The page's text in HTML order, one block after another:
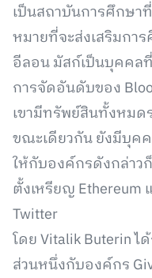
เป็นสถาบันการศึกษา
หมายที่จะส่งเสริมกา
อีลอน มัสก์เป็นบุคคล
การจัดอันดับของ
เขามีทรัพย์สินทั้งหมด
ขณะเดียวกัน ยังมีบุค
ให้กับองค์กรดังกล่าว
ตั้งเหรียญ Ethereum
Twitter
โดย Vitalik Buterin ไ
ส่วนหนึ่งกับองค์กร